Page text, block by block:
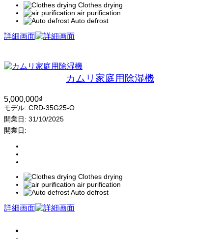
Clothes drying
air purification
Auto defrost
詳細画面
カムリ家庭用除湿機
5,000,000₫
モデル: CRD-35G25-O
開業日: 31/10/2025
開業日:
Clothes drying
air purification
Auto defrost
詳細画面